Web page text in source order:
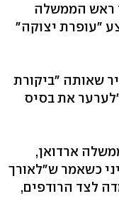
ראש הממשלה
"עופרת יצוקה"
שאותה "ביקורת
את בסיס
ארדואן,
כשאמר ש"לאורך
לצד הרודפים,